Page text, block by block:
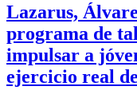
Lazarus,
programa de
impulsar a
ejercicio real